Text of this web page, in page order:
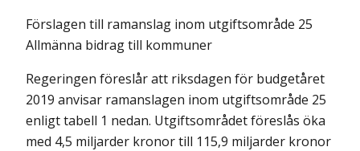
Förslagen till ramanslag inom utgiftsområde 25
Allmänna bidrag till kommuner
Regeringen föreslår att riksdagen för budgetåret
2019 anvisar ramanslagen inom utgiftsområde 25
enligt tabell 1 nedan. Utgiftsområdet föreslås öka
med 4,5 miljarder kronor till 115,9 miljarder kronor